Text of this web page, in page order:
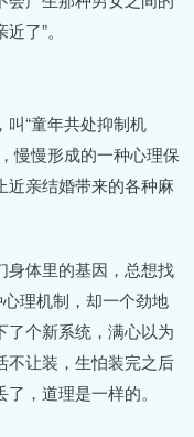
了”。
“童年共处抑制机
慢慢形成的一种心理保
近亲结婚带来的各种麻
身体里的基因，总想找
理机制，却一个劲地
了个新系统，满心以为
不让装，生怕装完之后
，道理是一样的。